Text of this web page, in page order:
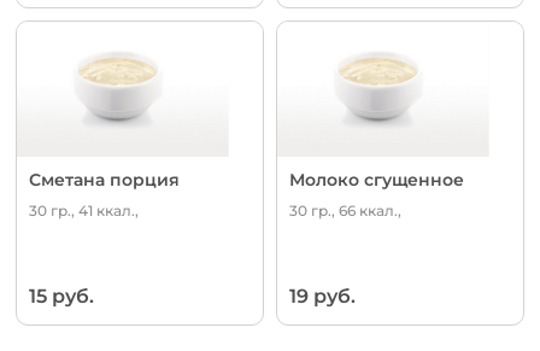
Сметана порция
30 гр., 41 ккал.,
15 руб.
Молоко сгущенное
30 гр., 66 ккал.,
19 руб.